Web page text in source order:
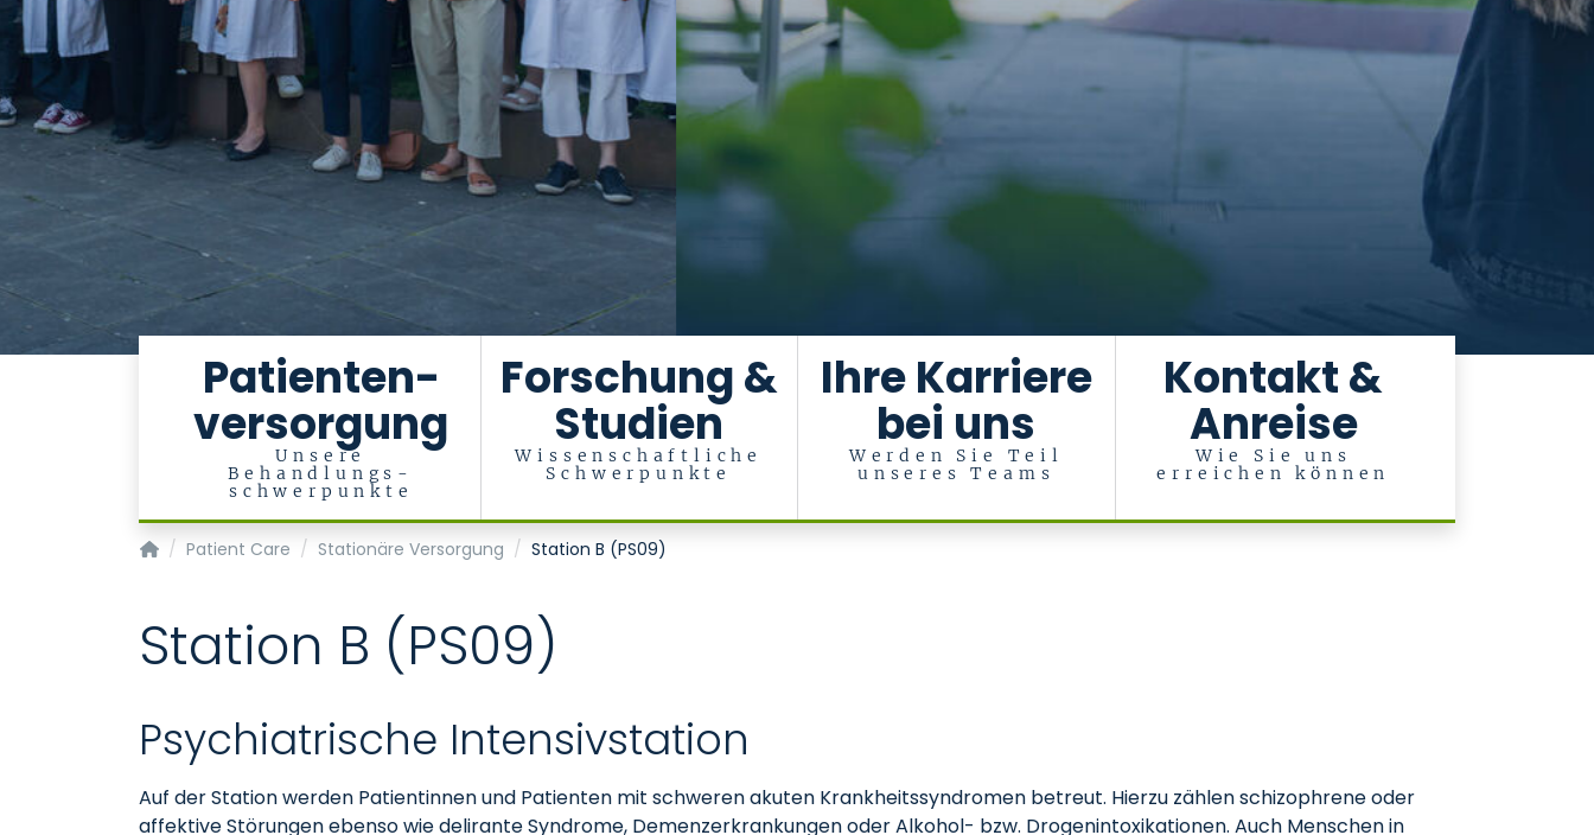
Patienten-
versorgung
Unsere
Behandlungs-
schwerpunkte
Forschung &
Studien
Wissenschaftliche
Schwerpunkte
Ihre Karriere
bei uns
Werden Sie Teil
unseres Teams
Kontakt &
Anreise
Wie Sie uns
erreichen können
Department of Psychiatry, Psychotherapy and Psychosomatics
Patient Care Stationäre Versorgung Station B (PS09)
Station B (PS09)
Psychiatrische Intensivstation
Auf der Station werden Patientinnen und Patienten mit schweren akuten Krankheitssyndromen betreut. Hierzu zählen schizophrene oder
affektive Störungen ebenso wie delirante Syndrome, Demenzerkrankungen oder Alkohol- bzw. Drogenintoxikationen. Auch Menschen in